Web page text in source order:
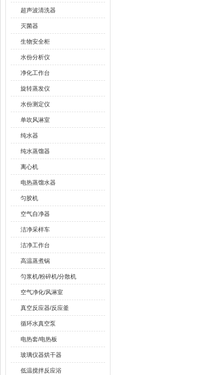
超声波清洗器
灭菌器
生物安全柜
水份分析仪
净化工作台
旋转蒸发仪
水份测定仪
单吹风淋室
纯水器
纯水蒸馏器
离心机
电热蒸馏水器
匀胶机
空气自净器
洁净采样车
洁净工作台
高温蒸煮锅
匀浆机/粉碎机/分散机
空气净化/风淋室
真空反应器/反应釜
循环水真空泵
电热套/电热板
玻璃仪器烘干器
低温搅拌反应浴